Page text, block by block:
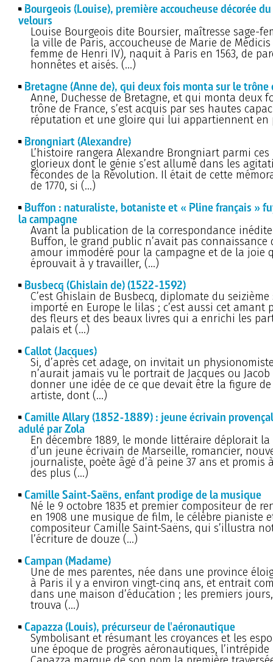
Bourgeois (Louise), première accoucheuse décorée
velours
Louise Bourgeois dite Boursier, maîtresse sage-
la ville de Paris, accoucheuse de Marie de
femme de Henri IV), naquit à Paris en 1563, de
honnêtes et aisés. (…)
Bretagne (Anne de), qui deux fois monta sur le trône
Anne, Duchesse de Bretagne, et qui monta deux
trône de France, s’est acquis par ses hautes
réputation et une gloire qui lui appartiennent en
Brongniart (Alexandre)
L’histoire rangera Alexandre Brongniart parmi
glorieux dont le génie s’est allumé dans les
fécondes de la Révolution. Il était de cette
de 1770, si (…)
Buffon : naturaliste, botaniste et « Pline français »
la campagne
Avant la publication de la correspondance
Buffon, le grand public n’avait pas connaissance
amour immodéré pour la campagne et de la joie
éprouvait à y travailler, (…)
Busbecq (Ghislain de) (1522-1592)
C’est Ghislain de Busbecq, diplomate du
importé en Europe le lilas ; c’est aussi cet amant
des fleurs et des beaux livres qui a enrichi les
palais et (…)
Callot (Jacques)
Si, d’après cet adage, on invitait un
n’aurait jamais vu le portrait de Jacques ou
donner une idée de ce que devait être la figure
artiste, dont (…)
Camille Allary (1852-1889) : jeune écrivain
adulé par Zola
En décembre 1889, le monde littéraire déplorait
d’un jeune écrivain de Marseille, romancier,
journaliste, poète âgé d’à peine 37 ans et promis
des plus (…)
Camille Saint-Saëns, enfant prodige de la musique
Né le 9 octobre 1835 et premier compositeur de
en 1908 une musique de film, le célèbre pianiste
compositeur Camille Saint-Saëns, qui s’illustra
l’écriture de douze (…)
Campan (Madame)
Une de mes parentes, née dans une province
à Paris il y a environ vingt-cinq ans, et entrait
dans une maison d’éducation ; les premiers jours,
trouva (…)
Capazza (Louis), précurseur de l'aéronautique
Symbolisant et résumant les croyances et les
une époque de progrès aéronautiques, l’intrépide